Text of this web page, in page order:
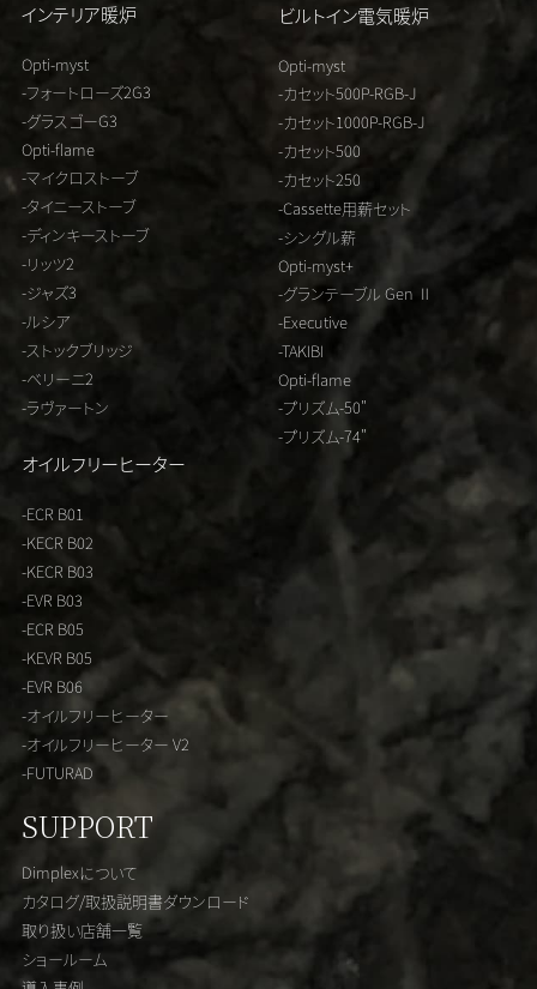
インテリア暖炉
Opti-myst
-フォートローズ2G3
-グラスゴーG3
Opti-flame
-マイクロストーブ
-タイニーストーブ
-ディンキーストーブ
-リッツ2
-ジャズ3
-ルシア
-ストックブリッジ
-ベリーニ2
-ラヴァートン
オイルフリーヒーター
-ECR B01
-KECR B02
-KECR B03
-EVR B03
-ECR B05
-KEVR B05
-EVR B06
-オイルフリーヒーター
-オイルフリーヒーター V2
-FUTURAD
ビルトイン電気暖炉
Opti-myst
-カセット500P-RGB-J
-カセット1000P-RGB-J
-カセット500
-カセット250
-Cassette用薪セット
-シングル薪
Opti-myst+
-グランテーブル Gen Ⅱ
-Executive
-TAKIBI
Opti-flame
-プリズム-50"
-プリズム-74"
SUPPORT
Dimplexについて
カタログ/取扱説明書ダウンロード
取り扱い店舗一覧
ショールーム